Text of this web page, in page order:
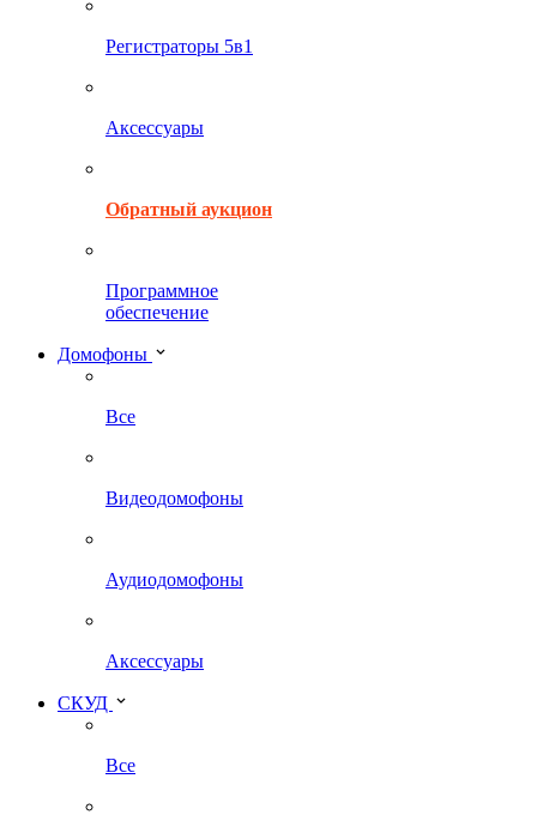
Регистраторы 5в1
Аксессуары
Обратный аукцион
Программное
обеспечение
Домофоны
Все
Видеодомофоны
Аудиодомофоны
Аксессуары
СКУД
Все